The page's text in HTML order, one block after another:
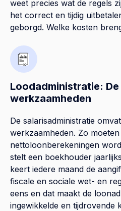
weet precies wat de regels
het correct en tijdig
geborgd. Welke kosten
Loodadministratie: De
werkzaamheden
De salarisadministratie
werkzaamheden. Zo
nettoloonberekeningen
stelt een boekhouder
keert iedere maand de
fiscale en sociale wet- en
eens en dat maakt de
ingewikkelde en tijdrovende